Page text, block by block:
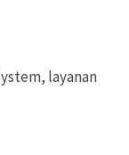
layanan